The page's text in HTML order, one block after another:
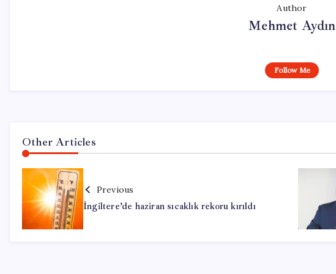
Author
Mehmet Aydın
Follow Me
Other Articles
Previous
İngiltere’de haziran sıcaklık rekoru kırıldı